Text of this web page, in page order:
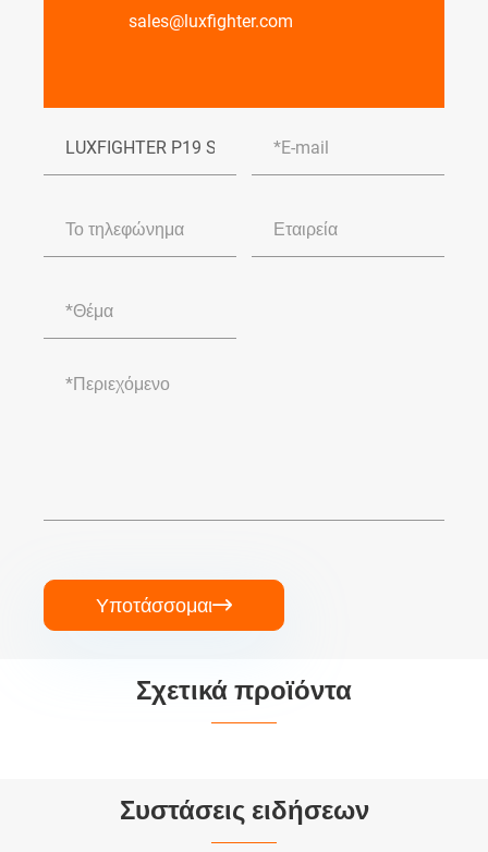
sales@luxfighter.com
Υποτάσσομαι
Σχετικά προϊόντα
Συστάσεις ειδήσεων